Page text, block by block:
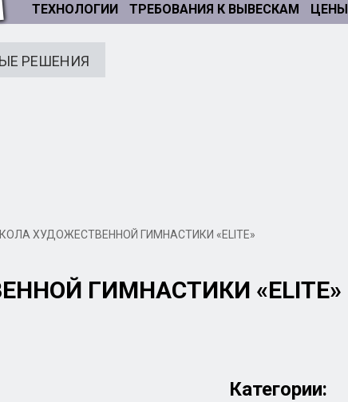
ТЕХНОЛОГИИ ТРЕБОВАНИЯ К ВЫВЕСКАМ ЦЕНЫ
РЕШЕНИЯ
ХУДОЖЕСТВЕННОЙ ГИМНАСТИКИ «ELITE»
ГИМНАСТИКИ «ELITE»
Категории: